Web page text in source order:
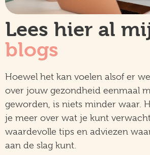
Lees hier al
blogs
Hoewel het kan voelen alsof er
over jouw gezondheid eenmaal
geworden, is niets minder waar.
je meer over wat je kunt
waardevolle tips en adviezen
aan de slag kunt.